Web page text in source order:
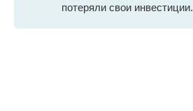
потеряли свои инвестиции.